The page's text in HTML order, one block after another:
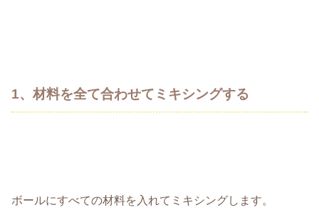
1、材料を全て合わせてミキシングする
ボールにすべての材料を入れてミキシングします。